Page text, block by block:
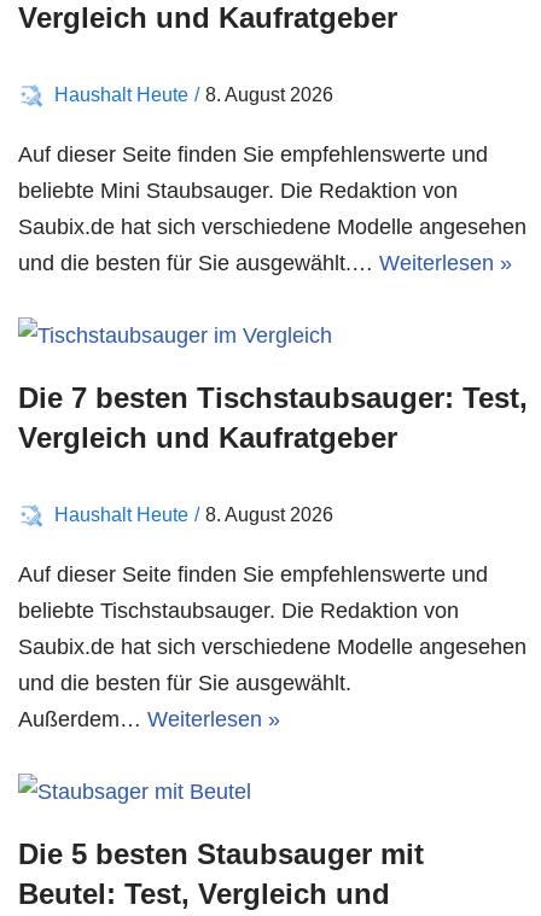
Vergleich und Kaufratgeber
Haushalt Heute 8. August 2026
Auf dieser Seite finden Sie empfehlenswerte und
beliebte Mini Staubsauger. Die Redaktion von
Saubix.de hat sich verschiedene Modelle angesehen
und die besten für Sie ausgewählt.… Weiterlesen »
Die 7 besten Tischstaubsauger: Test,
Vergleich und Kaufratgeber
Haushalt Heute 8. August 2026
Auf dieser Seite finden Sie empfehlenswerte und
beliebte Tischstaubsauger. Die Redaktion von
Saubix.de hat sich verschiedene Modelle angesehen
und die besten für Sie ausgewählt.
Außerdem… Weiterlesen »
Die 5 besten Staubsauger mit
Beutel: Test, Vergleich und